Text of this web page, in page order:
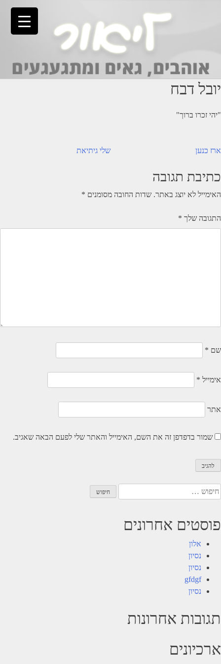
יובל דבח
"יהי זכרו ברוך"
ניווט שלי גיתיאת ארז כנען
כתיבת תגובה
האימייל לא יוצג באתר. שדות החובה מסומנים *
התגובה שלך *
שם *
אימייל *
אתר
שמור בדפדפן זה את השם, האימייל והאתר שלי לפעם הבאה שאגיב.
חיפוש:
פוסטים אחרונים
אלון
נסיון
נסיון
gfdgf
נסיון
תגובות אחרונות
ארכיונים